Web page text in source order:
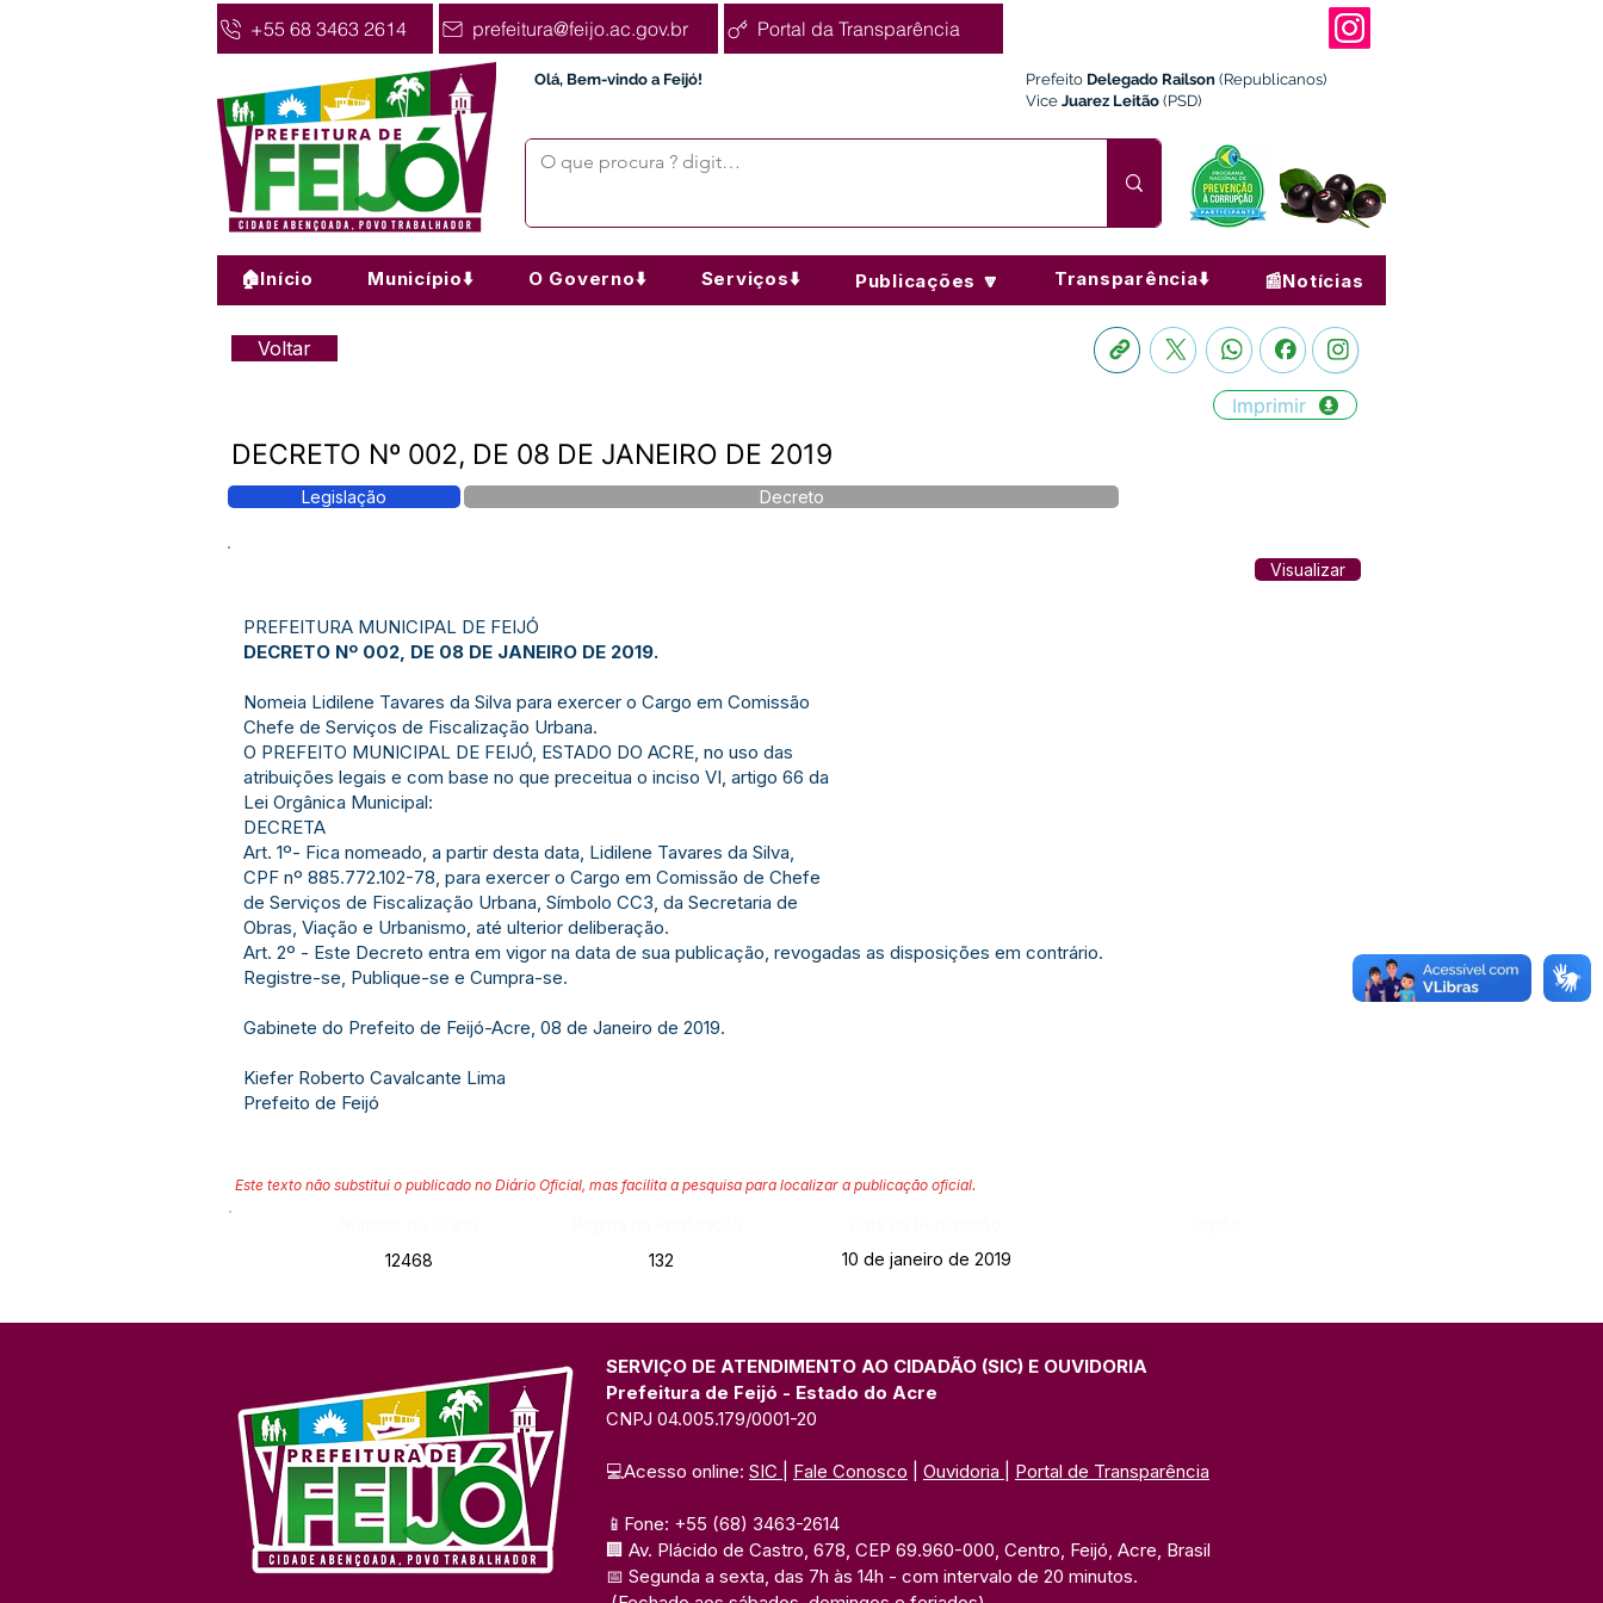
+55 68 3463 2614 prefeitura@feijo.ac.gov.br Portal da Transparência
Olá, Bem-vindo a Feijó! Prefeito Delegado Railson (Republicanos)
Vice Juarez Leitão (PSD)
🏠Início Município⬇️ O Governo⬇️ Serviços⬇️ Publicações 🔽 Transparência⬇️ 📰Notícias
Voltar
Imprimir
DECRETO Nº 002, DE 08 DE JANEIRO DE 2019
Legislação Decreto
Visualizar
PREFEITURA MUNICIPAL DE FEIJÓ
DECRETO Nº 002, DE 08 DE JANEIRO DE 2019.
Nomeia Lidilene Tavares da Silva para exercer o Cargo em Comissão
Chefe de Serviços de Fiscalização Urbana.
O PREFEITO MUNICIPAL DE FEIJÓ, ESTADO DO ACRE, no uso das
atribuições legais e com base no que preceitua o inciso VI, artigo 66 da
Lei Orgânica Municipal:
DECRETA
Art. 1º- Fica nomeado, a partir desta data, Lidilene Tavares da Silva,
CPF nº 885.772.102-78, para exercer o Cargo em Comissão de Chefe
de Serviços de Fiscalização Urbana, Símbolo CC3, da Secretaria de
Obras, Viação e Urbanismo, até ulterior deliberação.
Art. 2º - Este Decreto entra em vigor na data de sua publicação, revogadas as disposições em contrário.
Registre-se, Publique-se e Cumpra-se.
Gabinete do Prefeito de Feijó-Acre, 08 de Janeiro de 2019.
Kiefer Roberto Cavalcante Lima
Prefeito de Feijó
Este texto não substitui o publicado no Diário Oficial, mas facilita a pesquisa para localizar a publicação oficial.
12468
132 10 de janeiro de 2019
SERVIÇO DE ATENDIMENTO AO CIDADÃO (SIC) E OUVIDORIA
Prefeitura de Feijó - Estado do Acre
CNPJ 04.005.179/0001-20
💻Acesso online: SIC Fale Conosco Ouvidoria Portal de Transparência
📱Fone: +55 (68) 3463-2614
🏢 Av. Plácido de Castro, 678, CEP 69.960-000, Centro, Feijó, Acre, Brasil
📅 Segunda a sexta, das 7h às 14h - com intervalo de 20 minutos.